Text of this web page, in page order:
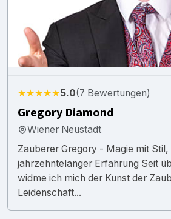
★★★★★5.0(7 Bewertungen)
Gregory Diamond
Wiener Neustadt
Zauberer Gregory - Magie mit Stil,
jahrzehntelanger Erfahrung Seit
widme ich mich der Kunst der
Leidenschaft...